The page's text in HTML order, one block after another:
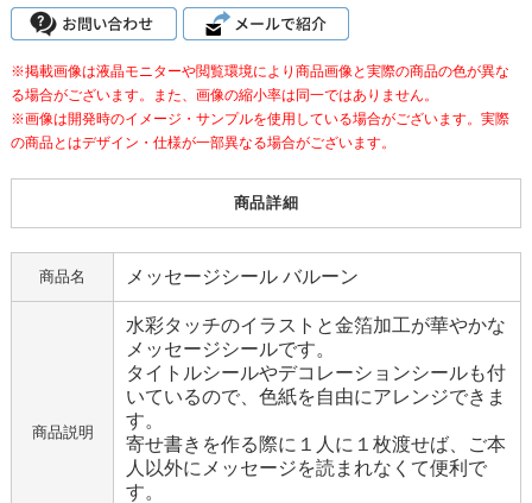
※掲載画像は液晶モニターや閲覧環境により商品画像と実際の商品の色が異な
る場合がございます。また、画像の縮小率は同一ではありません。
※画像は開発時のイメージ・サンプルを使用している場合がございます。実際
の商品とはデザイン・仕様が一部異なる場合がございます。
商品詳細
商品名 メッセージシール バルーン
商品説明
水彩タッチのイラストと金箔加工が華やかな
メッセージシールです。
タイトルシールやデコレーションシールも付
いているので、色紙を自由にアレンジできま
す。
寄せ書きを作る際に１人に１枚渡せば、ご本
人以外にメッセージを読まれなくて便利で
す。